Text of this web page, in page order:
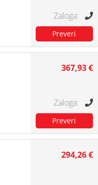
367,93 €
294,26 €